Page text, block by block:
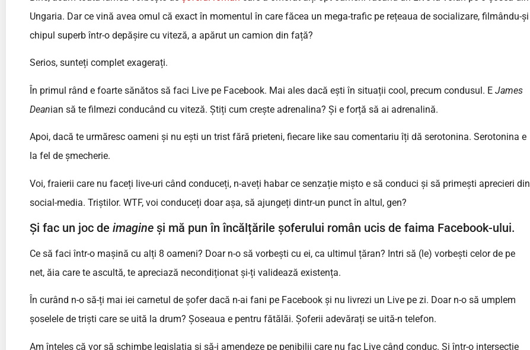
Ungaria. Dar ce vină avea omul că exact în momentul în care făcea un mega-trafic pe rețeaua de socializare, filmându-și
chipul superb într-o depășire cu viteză, a apărut un camion din față?
Serios, sunteți complet exagerați.
În primul rând e foarte sănătos să faci Live pe Facebook. Mai ales dacă ești în situații cool, precum condusul. E James
Deanian să te filmezi conducând cu viteză. Știți cum crește adrenalina? Și e forță să ai adrenalină.
Apoi, dacă te urmăresc oameni și nu ești un trist fără prieteni, fiecare like sau comentariu îți dă serotonina. Serotonina e
la fel de șmecherie.
Voi, fraierii care nu faceți live-uri când conduceți, n-aveți habar ce senzație mișto e să conduci și să primești aprecieri din
social-media. Triștilor. WTF, voi conduceți doar așa, să ajungeți dintr-un punct în altul, gen?
Și fac un joc de imagine și mă pun în încălțările șoferului român ucis de faima Facebook-ului.
Ce să faci într-o mașină cu alți 8 oameni? Doar n-o să vorbești cu ei, ca ultimul țăran? Intri să (le) vorbești celor de pe
net, ăia care te ascultă, te apreciază necondiționat și-ți validează existența.
În curând n-o să-ți mai iei carnetul de șofer dacă n-ai fani pe Facebook și nu livrezi un Live pe zi. Doar n-o să umplem
șoselele de triști care se uită la drum? Șoseaua e pentru fătălăi. Șoferii adevărați se uită-n telefon.
Am înțeles că vor să schimbe legislația și să-i amendeze pe penibilii care nu fac Live când conduc. Și într-o intersecție